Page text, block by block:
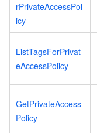
rPrivateAccessPol
icy
ListTagsForPrivat
eAccessPolicy
GetPrivateAccess
Policy